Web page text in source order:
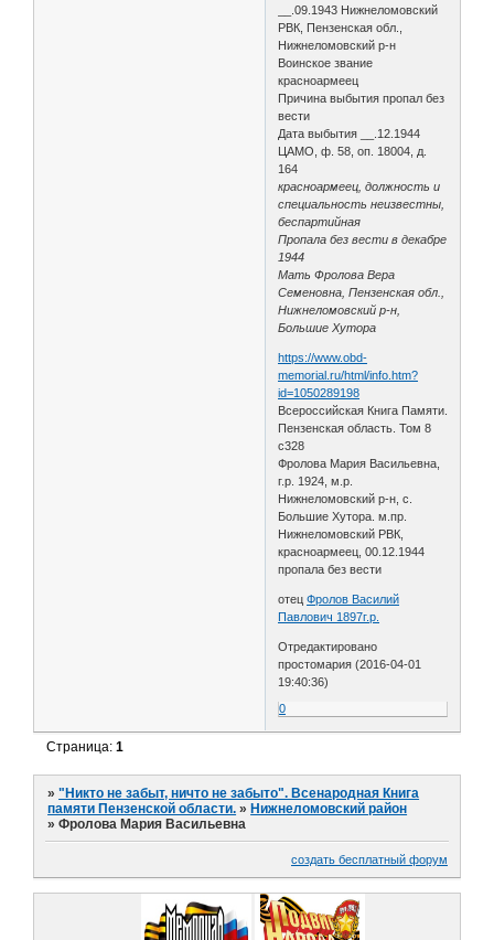
__.09.1943 Нижнеломовский
РВК, Пензенская обл.,
Нижнеломовский р-н
Воинское звание
красноармеец
Причина выбытия пропал без
вести
Дата выбытия __.12.1944
ЦАМО, ф. 58, оп. 18004, д.
164
красноармеец, должность и
специальность неизвестны,
беспартийная
Пропала без вести в декабре
1944
Мать Фролова Вера
Семеновна, Пензенская обл.,
Нижнеломовский р-н,
Большие Хутора
https://www.obd-
memorial.ru/html/info.htm?
id=1050289198
Всероссийская Книга Памяти.
Пензенская область. Том 8
с328
Фролова Мария Васильевна,
г.р. 1924, м.р.
Нижнеломовский р-н, с.
Большие Хутора. м.пр.
Нижнеломовский РВК,
красноармеец, 00.12.1944
пропала без вести
отецФролов Василий
Павлович 1897г.р.
Отредактировано
простомария (2016-04-01
19:40:36)
0
Страница:1
»"Никто не забыт, ничто не забыто". Всенародная Книга
памяти Пензенской области. » Нижнеломовский район
»Фролова Мария Васильевна
создать бесплатный форум